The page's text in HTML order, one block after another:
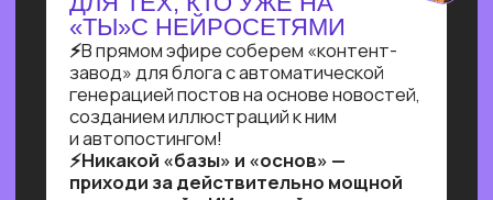
ОNLINE-ПРАКТИКУМ
ПО СОЗДАНИЮ ИИ-
АДМИНИСТРАТОРА
Собираем многофункционального ИИ-
администратора для салона красоты
за 60 минут!
Ты увидишь, как и с помощью чего
реализовывать такие решения,
и узнаешь, как найти 10+ заказчиков
на них даже без опыта работы!